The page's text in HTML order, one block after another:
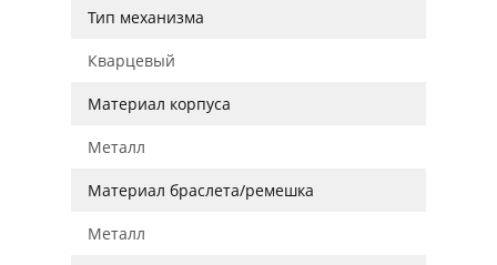
Тип механизма
Кварцевый
Материал корпуса
Металл
Материал браслета/ремешка
Металл